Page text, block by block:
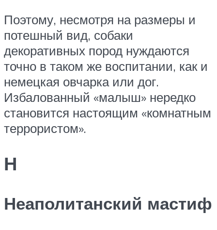
Поэтому, несмотря на размеры и
потешный вид, собаки
декоративных пород нуждаются
точно в таком же воспитании, как и
немецкая овчарка или дог.
Избалованный «малыш» нередко
становится настоящим «комнатным
террористом».
Н
Неаполитанский мастиф